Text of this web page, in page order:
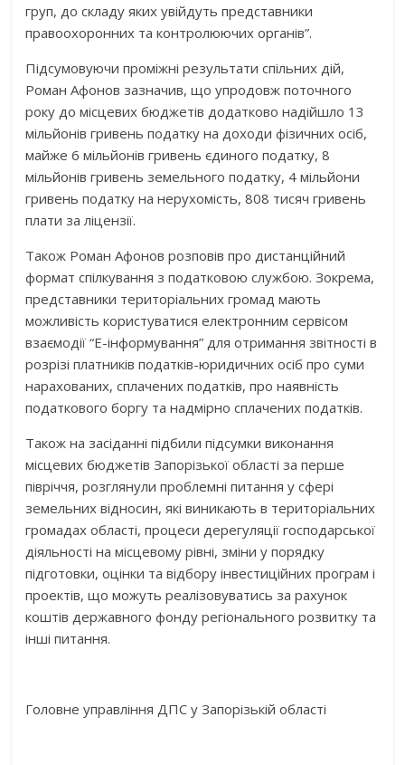
груп, до складу яких увійдуть представники
правоохоронних та контролюючих органів”.
Підсумовуючи проміжні результати спільних дій,
Роман Афонов зазначив, що упродовж поточного
року до місцевих бюджетів додатково надійшло 13
мільйонів гривень податку на доходи фізичних осіб,
майже 6 мільйонів гривень єдиного податку, 8
мільйонів гривень земельного податку, 4 мільйони
гривень податку на нерухомість, 808 тисяч гривень
плати за ліцензії.
Також Роман Афонов розповів про дистанційний
формат спілкування з податковою службою. Зокрема,
представники територіальних громад мають
можливість користуватися електронним сервісом
взаємодії “Е-інформування” для отримання звітності в
розрізі платників податків-юридичних осіб про суми
нарахованих, сплачених податків, про наявність
податкового боргу та надмірно сплачених податків.
Також на засіданні підбили підсумки виконання
місцевих бюджетів Запорізької області за перше
півріччя, розглянули проблемні питання у сфері
земельних відносин, які виникають в територіальних
громадах області, процеси дерегуляції господарської
діяльності на місцевому рівні, зміни у порядку
підготовки, оцінки та відбору інвестиційних програм і
проектів, що можуть реалізовуватись за рахунок
коштів державного фонду регіонального розвитку та
інші питання.
Головне управління ДПС у Запорізькій області